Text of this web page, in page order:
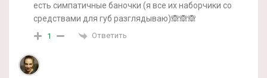
есть симпатичные баночки (я все их наборчики со
средствами для губ разглядываю)🙈🙈🙈
1 Ответить